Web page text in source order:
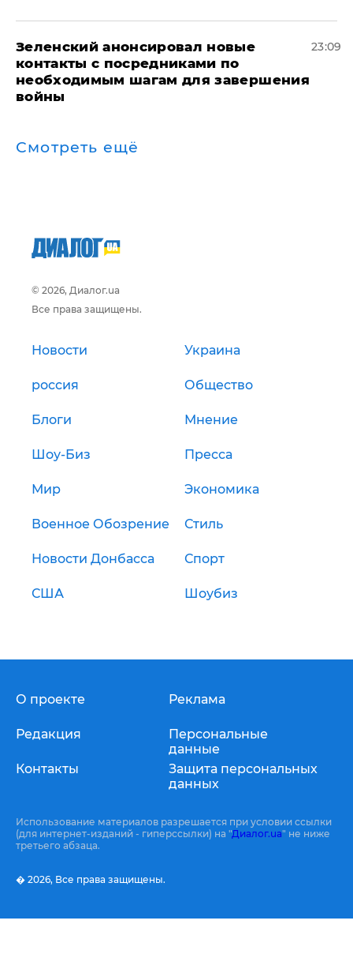
Зеленский анонсировал новые
контакты с посредниками по
необходимым шагам для завершения
войны
23:09
Смотреть ещё
© 2026, Диалог.ua
Все права защищены.
Новости Украина
россия Общество
Блоги Мнение
Шоу-Биз Пресса
Мир Экономика
Военное Обозрение Стиль
Новости Донбасса Спорт
США Шоубиз
О проекте
Редакция
Контакты
Реклама
Персональные
данные
Защита персональных
данных
Использование материалов разрешается при условии ссылки
(для интернет-изданий - гиперссылки) на "Диалог.ua" не ниже
третьего абзаца.
� 2026, Все права защищены.